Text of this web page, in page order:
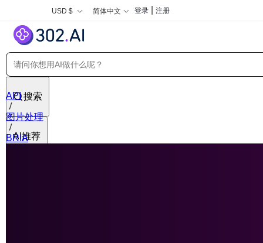
USD $ 简体中文 登录 注册
搜索
AI推荐
API
图片处理
BRIA